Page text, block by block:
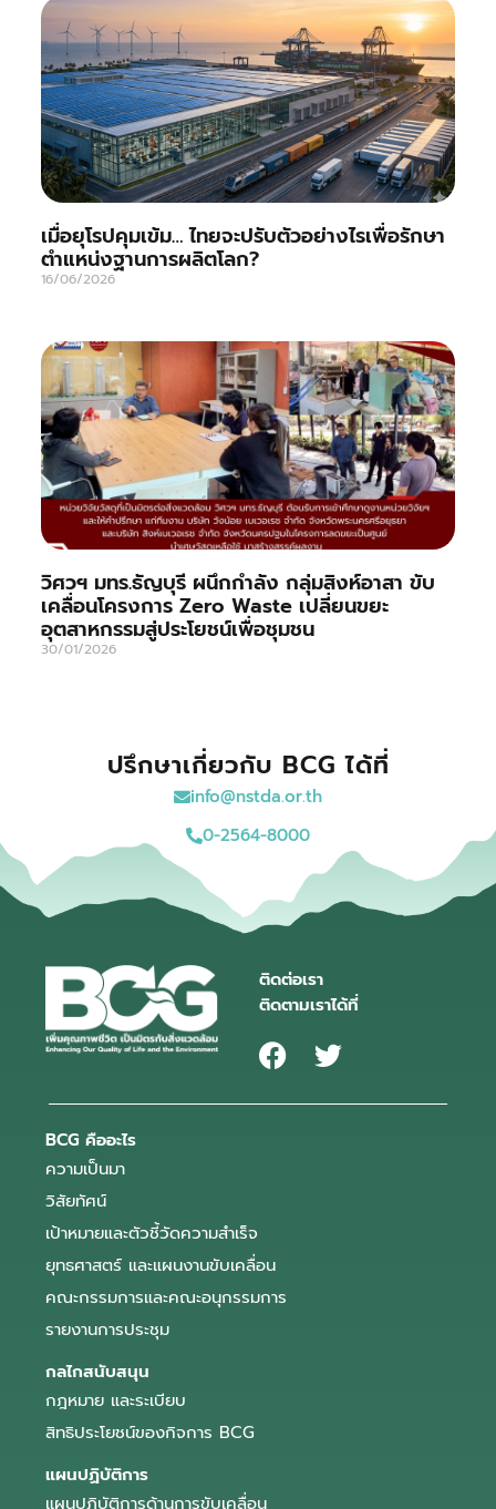
เมื่อยุโรปคุมเข้ม… ไทยจะปรับตัวอย่างไรเพื่อรักษา
ตำแหน่งฐานการผลิตโลก?
16/06/2026
วิศวฯ มทร.ธัญบุรี ผนึกกำลัง กลุ่มสิงห์อาสา ขับ
เคลื่อนโครงการ Zero Waste เปลี่ยนขยะ
อุตสาหกรรมสู่ประโยชน์เพื่อชุมชน
30/01/2026
ปรึกษาเกี่ยวกับ BCG ได้ที่
info@nstda.or.th
0-2564-8000
ติดต่อเรา
ติดตามเราได้ที่
BCG คืออะไร
ความเป็นมา
วิสัยทัศน์
เป้าหมายและตัวชี้วัดความสำเร็จ
ยุทธศาสตร์ และแผนงานขับเคลื่อน
คณะกรรมการและคณะอนุกรรมการ
รายงานการประชุม
กลไกสนับสนุน
กฎหมาย และระเบียบ
สิทธิประโยชน์ของกิจการ BCG
แผนปฏิบัติการ
แผนปฏิบัติการด้านการขับเคลื่อน